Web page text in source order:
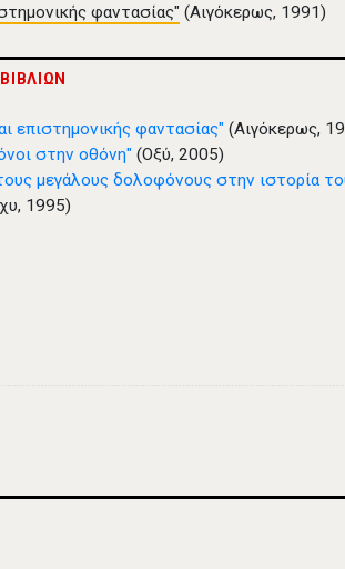
φαντασίας" (Αιγόκερως, 1991)
επιστημονικής φαντασίας" (Αιγόκερως,
στην οθόνη" (Οξύ, 2005)
μεγάλους δολοφόνους στην ιστορία
1995)